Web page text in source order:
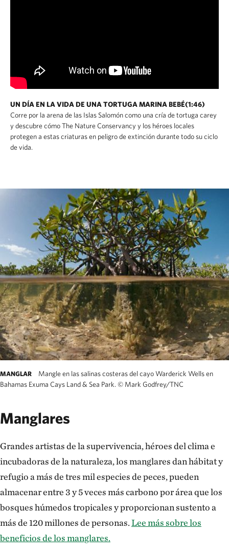
UN DÍA EN LA VIDA DE UNA TORTUGA MARINA BEBÉ(1:46)
Corre por la arena de las Islas Salomón como una cría de tortuga carey
y descubre cómo The Nature Conservancy y los héroes locales
protegen a estas criaturas en peligro de extinción durante todo su ciclo
de vida.
MANGLAR
Mangle en las salinas costeras del cayo Warderick Wells en
Bahamas Exuma Cays Land & Sea Park. © Mark Godfrey/TNC
Manglares
Grandes artistas de la supervivencia, héroes del clima e
incubadoras de la naturaleza, los manglares dan hábitat y
refugio a más de tres mil especies de peces, pueden
almacenar entre 3 y 5 veces más carbono por área que los
bosques húmedos tropicales y proporcionan sustento a
más de 120 millones de personas.Lee más sobre los
beneficios de los manglares.